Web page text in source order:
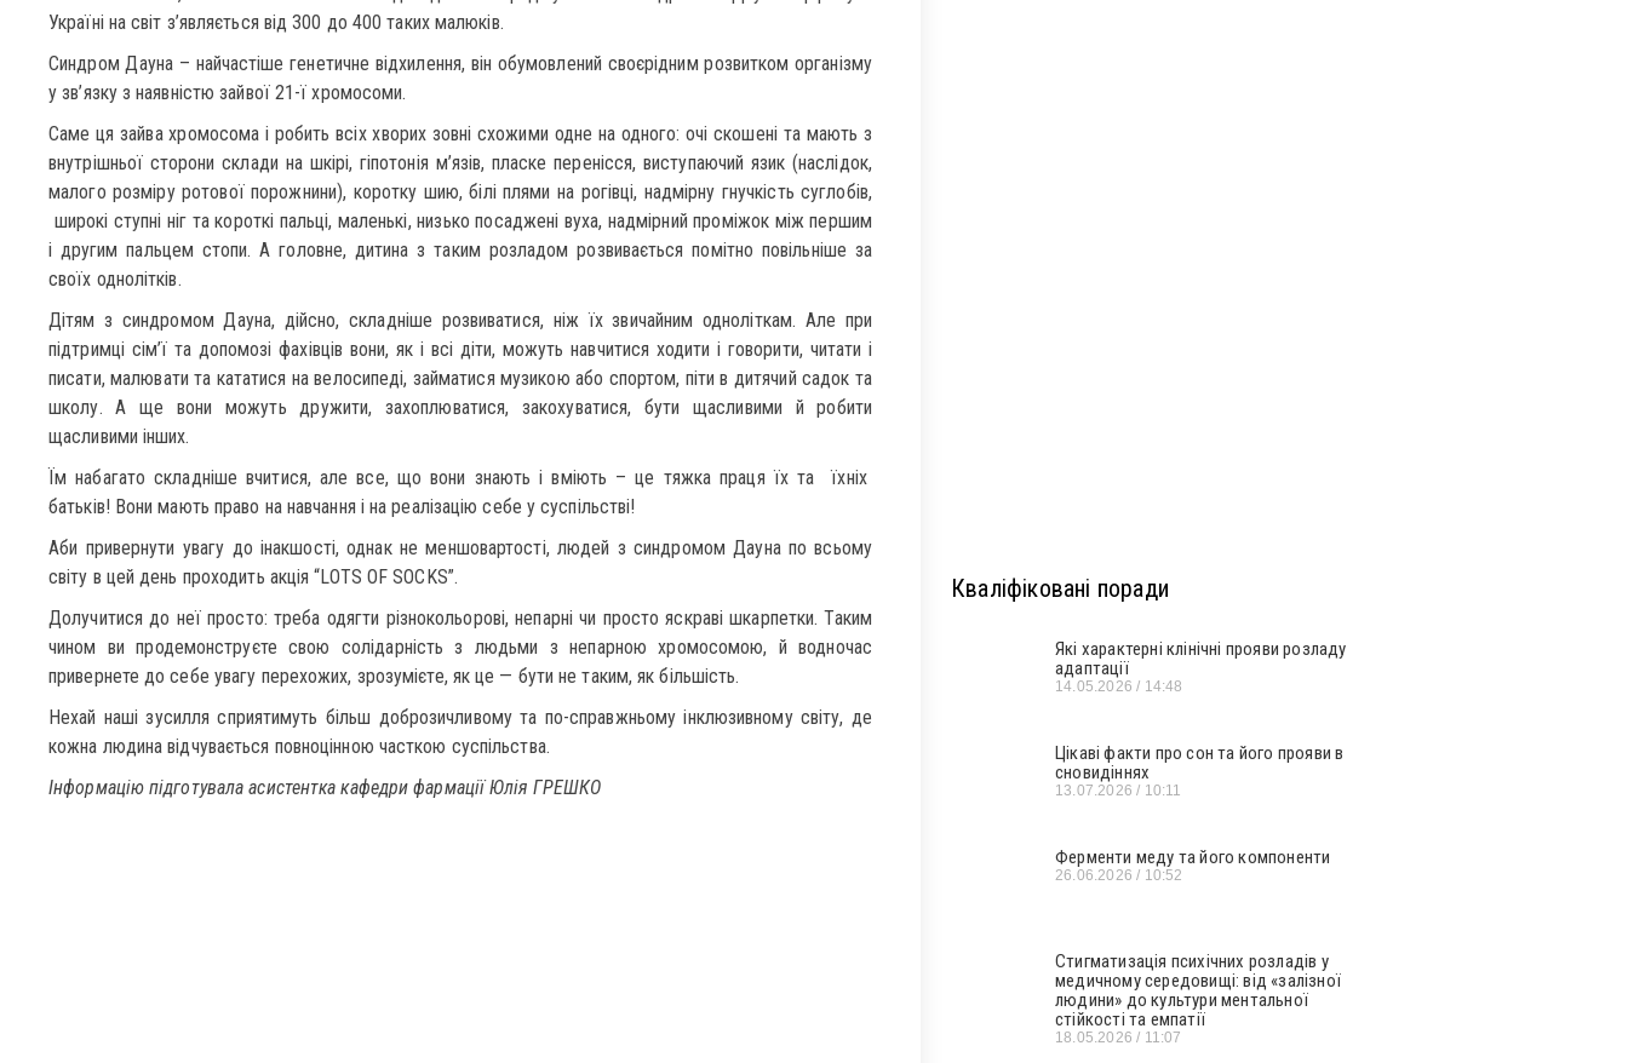
Україні на світ з’являється від 300 до 400 таких малюків.
Синдром Дауна – найчастіше генетичне відхилення, він обумовлений своєрідним розвитком організму
у зв’язку з наявністю зайвої 21-ї хромосоми.
Саме ця зайва хромосома і робить всіх хворих зовні схожими одне на одного: очі скошені та мають з
внутрішньої сторони склади на шкірі, гіпотонія м’язів, пласке перенісся, виступаючий язик (наслідок,
малого розміру ротової порожнини), коротку шию, білі плями на рогівці, надмірну гнучкість суглобів,
широкі ступні ніг та короткі пальці, маленькі, низько посаджені вуха, надмірний проміжок між першим
і другим пальцем стопи. А головне, дитина з таким розладом розвивається помітно повільніше за
своїх однолітків.
Дітям з синдромом Дауна, дійсно, складніше розвиватися, ніж їх звичайним одноліткам. Але при
підтримці сім’ї та допомозі фахівців вони, як і всі діти, можуть навчитися ходити і говорити, читати і
писати, малювати та кататися на велосипеді, займатися музикою або спортом, піти в дитячий садок та
школу. А ще вони можуть дружити, захоплюватися, закохуватися, бути щасливими й робити
щасливими інших.
Їм набагато складніше вчитися, але все, що вони знають і вміють – це тяжка праця їх та їхніх
батьків! Вони мають право на навчання і на реалізацію себе у суспільстві!
Аби привернути увагу до інакшості, однак не меншовартості, людей з синдромом Дауна по всьому
світу в цей день проходить акція “LOTS OF SOCKS”.
Долучитися до неї просто: треба одягти різнокольорові, непарні чи просто яскраві шкарпетки. Таким
чином ви продемонструєте свою солідарність з людьми з непарною хромосомою, й водночас
привернете до себе увагу перехожих, зрозумієте, як це — бути не таким, як більшість.
Нехай наші зусилля сприятимуть більш доброзичливому та по-справжньому інклюзивному світу, де
кожна людина відчувається повноцінною часткою суспільства.
Інформацію підготувала асистентка кафедри фармації Юлія ГРЕШКО
Кваліфіковані поради
Які характерні клінічні прояви розладу
адаптації
14.05.2026 14:48
Цікаві факти про сон та його прояви в
сновидіннях
13.07.2026 10:11
Ферменти меду та його компоненти
26.06.2026 10:52
Стигматизація психічних розладів у
медичному середовищі: від «залізної
людини» до культури ментальної
стійкості та емпатії
18.05.2026 11:07